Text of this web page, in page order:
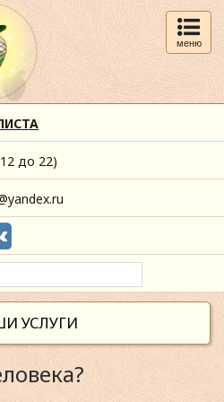
меню
до 22)
УСЛУГИ